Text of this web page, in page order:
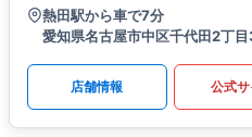
熱田駅から車で7分
愛知県名古屋市中区千代田2丁
店舗情報 公式サ